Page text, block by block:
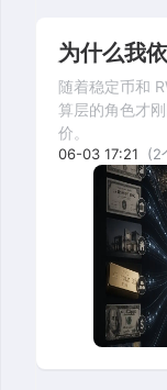
为什么我
随着稳定币和
算层的角色才
价。
06-03 17:21 (2